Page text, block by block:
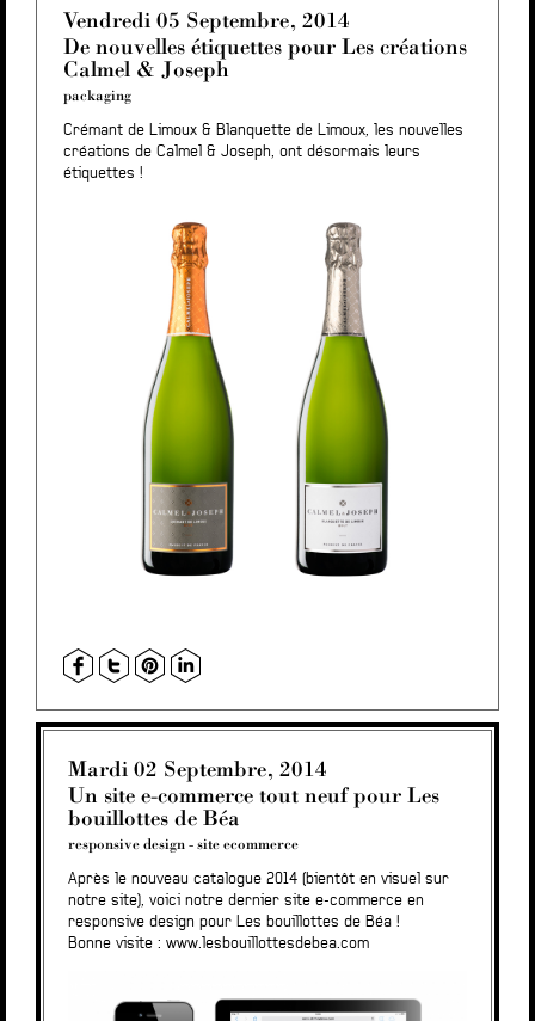
Vendredi 05 Septembre, 2014
De nouvelles étiquettes pour Les créations
Calmel & Joseph
packaging
Crémant de Limoux & Blanquette de Limoux, les nouvelles
créations de Calmel & Joseph, ont désormais leurs
étiquettes !
Mardi 02 Septembre, 2014
Un site e-commerce tout neuf pour Les
bouillottes de Béa
responsive design - site ecommerce
Après le nouveau catalogue 2014 (bientôt en visuel sur
notre site), voici notre dernier site e-commerce en
responsive design pour Les bouillottes de Béa !
Bonne visite : www.lesbouillottesdebea.com